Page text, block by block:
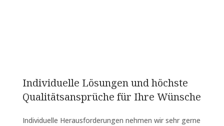
Individuelle Lösungen und höchste
Qualitätsansprüche für Ihre Wünsche
Individuelle Herausforderungen nehmen wir sehr gerne